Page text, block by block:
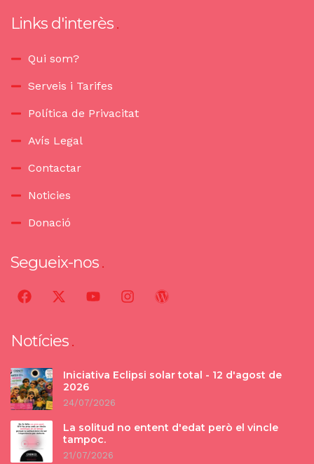
Links d'interès
Qui som?
Serveis i Tarifes
Política de Privacitat
Avís Legal
Contactar
Noticies
Donació
Segueix-nos
Notícies
Iniciativa Eclipsi solar total - 12 d'agost de
2026
24/07/2026
La solitud no entent d'edat però el vincle
tampoc.
21/07/2026